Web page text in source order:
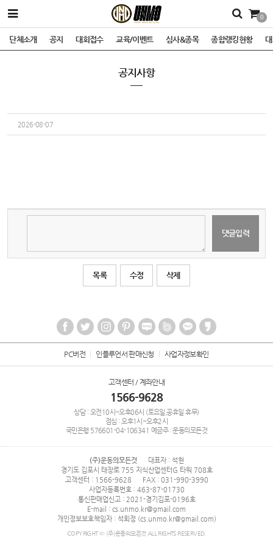
0
단체소개 공지 대회접수 교육/이벤트 심사&종목 종합랭킹현황
공지사항
2026-08-07
목록 수정 삭제
PC버전 인플루언서 판매신청 사업자정보확인
고객센터 / 계좌안내
1566-9628
상담 : 오전10시~오후06시 (토요일,공휴일 휴무)
점심 : 오후1시~오후2시
국민은행 576601-04-106341 예금주 : 운동의모든것
(주)운동의모든것
대표자 : 석현
경기도 김포시 태장로 755 지식산업센터G 타워 708호
고객센터 : 1566-9628
FAX : 031-990-3990
사업자등록번호 : 463-87-01730
통신판매업신고 : 2021-경기김포-0196호
E-mail : cs.unmo.kr@gmail.com
개인정보보호책임자 : 석희정 (cs.unmo.kr@gmail.com)
COPYRIGHT © (주)운동의모든것 ALL RIGHTS RESERVED.